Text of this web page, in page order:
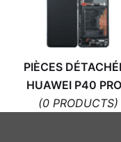
PIÈCES
HUAWEI P40
(0 PRODUCTS)